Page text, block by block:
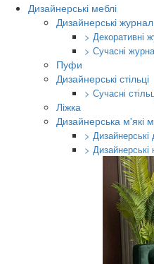
Дизайнерські меблі
Дизайнерські
> Декоративні
> Сучасні
Пуфи
Дизайнерські стільці
> Сучасні
Ліжка
Дизайнерська м'які
> Дизайнерські
> Дизайнерські